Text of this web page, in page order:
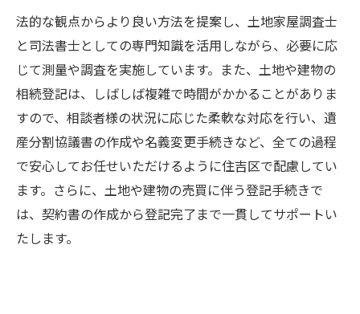
法的な観点からより良い方法を提案し、土地家屋調査士
と司法書士としての専門知識を活用しながら、必要に応
じて測量や調査を実施しています。また、土地や建物の
相続登記は、しばしば複雑で時間がかかることがありま
すので、相談者様の状況に応じた柔軟な対応を行い、遺
産分割協議書の作成や名義変更手続きなど、全ての過程
で安心してお任せいただけるように住吉区で配慮してい
ます。さらに、土地や建物の売買に伴う登記手続きで
は、契約書の作成から登記完了まで一貫してサポートい
たします。